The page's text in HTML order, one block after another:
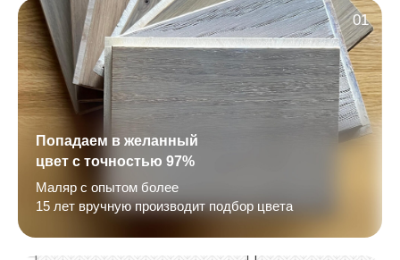
01
Попадаем в желанный
цвет с точностью 97%
Маляр с опытом более
15 лет вручную производит подбор цвета